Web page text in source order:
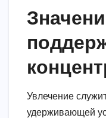
Увлечение
удерживающей